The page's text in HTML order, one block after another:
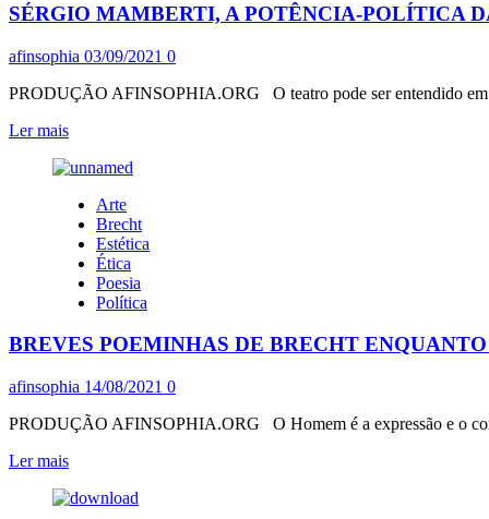
DA
MAS
CRISTÃOS
SABEM
SÉRGIO MAMBERTI, A POTÊNCIA-POLÍTICA
afinsophia 03/09/2021 0
PRODUÇÃO AFINSOPHIA.ORG O teatro pode ser entendido em
Ler maisLeia
sobre
MAMBERTI,
A
POTÊNCIA-
POLÍTICA
DA
ESTÉTICA-
TEATRAL-
Arte
Brecht
Estética
Ética
Poesia
Política
BREVES POEMINHAS DE BRECHT
afinsophia 14/08/2021 0
PRODUÇÃO AFINSOPHIA.ORG O Homem é a expressão e o
Ler maisLeia
sobre